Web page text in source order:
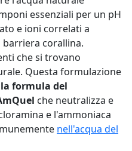
essenziali per un pH
e ioni correlati a
corallina.
che si trovano
Questa formulazione
la formula del
che neutralizza e
e l'ammoniaca
nell'acqua del